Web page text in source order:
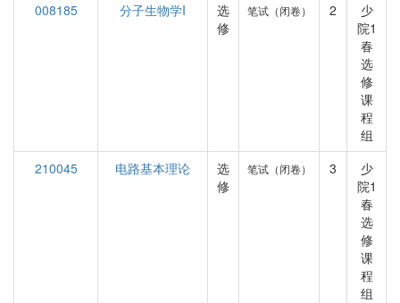
008185
分子生物学I
选
修
笔试（闭卷） 2
少
院1
春
选
修
课
程
组
210045
电路基本理论
选
修
笔试（闭卷） 3
少
院1
春
选
修
课
程
组